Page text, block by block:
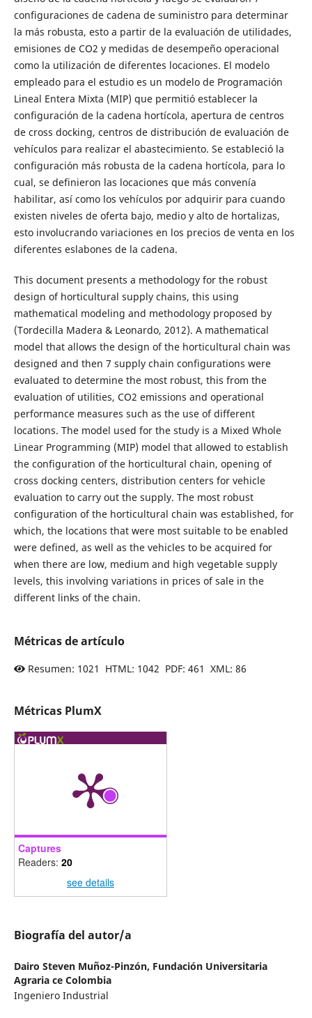
configuraciones de cadena de suministro para determinar
la más robusta, esto a partir de la evaluación de utilidades,
emisiones de CO2 y medidas de desempeño operacional
como la utilización de diferentes locaciones. El modelo
empleado para el estudio es un modelo de Programación
Lineal Entera Mixta (MIP) que permitió establecer la
configuración de la cadena hortícola, apertura de centros
de cross docking, centros de distribución de evaluación de
vehículos para realizar el abastecimiento. Se estableció la
configuración más robusta de la cadena hortícola, para lo
cual, se definieron las locaciones que más convenía
habilitar, así como los vehículos por adquirir para cuando
existen niveles de oferta bajo, medio y alto de hortalizas,
esto involucrando variaciones en los precios de venta en los
diferentes eslabones de la cadena.
This document presents a methodology for the robust
design of horticultural supply chains, this using
mathematical modeling and methodology proposed by
(Tordecilla Madera & Leonardo, 2012). A mathematical
model that allows the design of the horticultural chain was
designed and then 7 supply chain configurations were
evaluated to determine the most robust, this from the
evaluation of utilities, CO2 emissions and operational
performance measures such as the use of different
locations. The model used for the study is a Mixed Whole
Linear Programming (MIP) model that allowed to establish
the configuration of the horticultural chain, opening of
cross docking centers, distribution centers for vehicle
evaluation to carry out the supply. The most robust
configuration of the horticultural chain was established, for
which, the locations that were most suitable to be enabled
were defined, as well as the vehicles to be acquired for
when there are low, medium and high vegetable supply
levels, this involving variations in prices of sale in the
different links of the chain.
Métricas de artículo
Resumen: 1021 HTML: 1042 PDF: 461 XML: 86
Métricas PlumX
Captures
Readers: 20
see details
Biografía del autor/a
Dairo Steven Muñoz-Pinzón, Fundación Universitaria
Agraria ce Colombia
Ingeniero Industrial